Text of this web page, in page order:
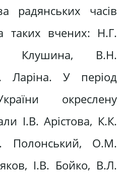
радянських часів
таких вчених: Н.Г.
Клушина, В.Н.
Ларіна. У період
окреслену
І.В. Арістова, К.К.
Полонський, О.М.
І.В. Бойко, В.Л.